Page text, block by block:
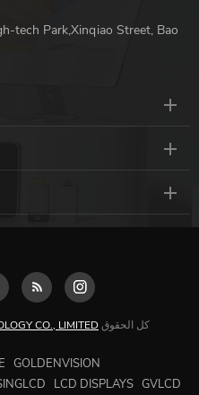
tech Park,Xinqiao Street, Bao
CO., LIMITED
GOLDENVISION
LCD DISPLAYS GVLCD